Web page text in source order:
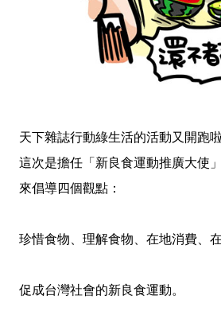
天下雜誌行動綠生活的活動又開跑啦
這次是擔任「新良食運動推廣大使」
來倡導四個觀點：
珍惜食物、理解食物、在地消費、
促成台灣社會的新良食運動。